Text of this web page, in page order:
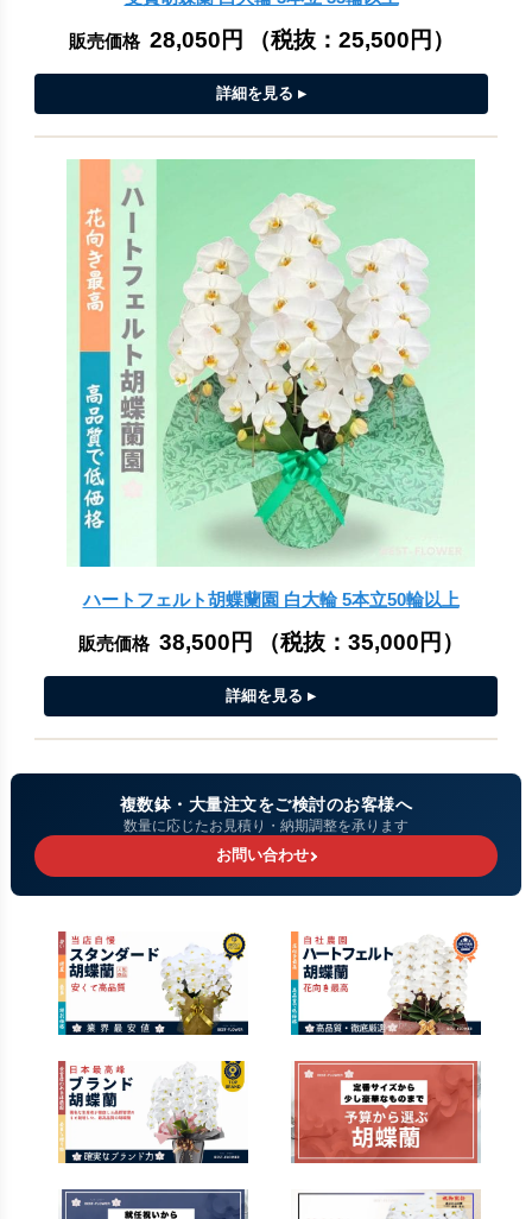
販売価格 28,050円 （税抜： 25,500円 ）
ハートフェルト胡蝶蘭園 白大輪 5本立50輪以上
販売価格 38,500円 （税抜： 35,000円 ）
複数鉢・大量注文をご検討のお客様へ
数量に応じたお見積り・納期調整を承ります
お問い合わせ